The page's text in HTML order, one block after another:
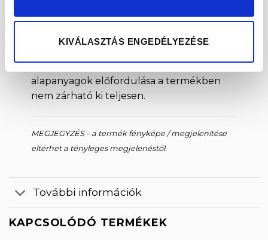
KIVÁLASZTÁS ENGEDÉLYEZÉSE
tartalmazhat szezámot, mandulát,
glutént, különféle dióféléket.
Minden erőfeszítés ellenére ezen
alapanyagok előfordulása a termékben
nem zárható ki teljesen.
MEGJEGYZÉS – a termék fényképe / megjelenítése
eltérhet a tényleges megjelenéstől.
További információk
KAPCSOLÓDÓ TERMÉKEK